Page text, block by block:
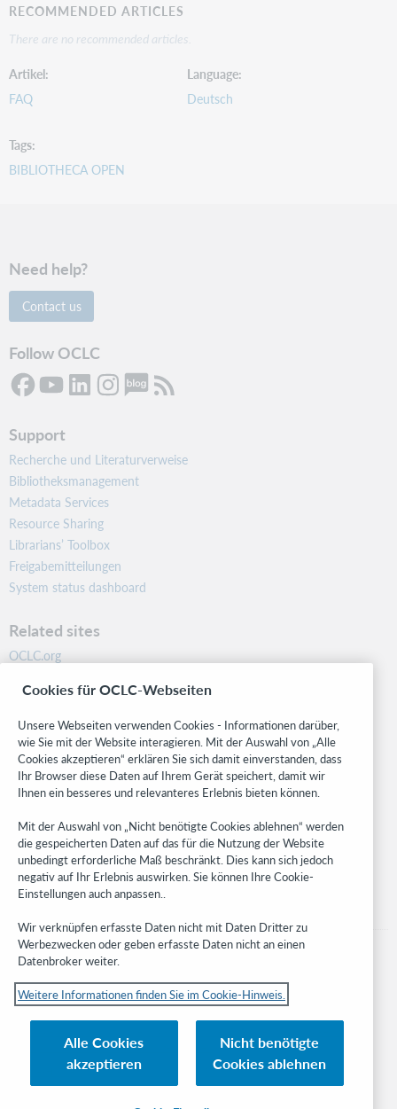
RECOMMENDED ARTICLES
There are no recommended articles.
Artikel
FAQ
Language
Deutsch
Tags
BIBLIOTHECA OPEN
Need help?
Contact us
Follow OCLC
Support
Recherche und Literaturverweise
Bibliotheksmanagement
Metadata Services
Resource Sharing
Librarians’ Toolbox
Freigabemitteilungen
System status dashboard
Related sites
OCLC.org
Community
Research
WebJunction
Developer Network
Stay in the know.
Get the latest product updates, research, events, and much more—
right to your inbox.
Subscribe now
© 2023 OCLC
OCLC, Inc. und verbundenen Unternehmen
Cookie-Hinweis Cookie list and settings
Privacy policy
Cookies für OCLC-Webseiten
Unsere Webseiten verwenden Cookies - Informationen darüber,
wie Sie mit der Website interagieren. Mit der Auswahl von „Alle
Cookies akzeptieren“ erklären Sie sich damit einverstanden, dass
Ihr Browser diese Daten auf Ihrem Gerät speichert, damit wir
Ihnen ein besseres und relevanteres Erlebnis bieten können.
Mit der Auswahl von „Nicht benötigte Cookies ablehnen“ werden
die gespeicherten Daten auf das für die Nutzung der Website
unbedingt erforderliche Maß beschränkt. Dies kann sich jedoch
negativ auf Ihr Erlebnis auswirken. Sie können Ihre Cookie-
Einstellungen auch anpassen..
Wir verknüpfen erfasste Daten nicht mit Daten Dritter zu
Werbezwecken oder geben erfasste Daten nicht an einen
Datenbroker weiter.
Weitere Informationen finden Sie im Cookie-Hinweis.
Alle Cookies
akzeptieren
Nicht benötigte
Cookies ablehnen